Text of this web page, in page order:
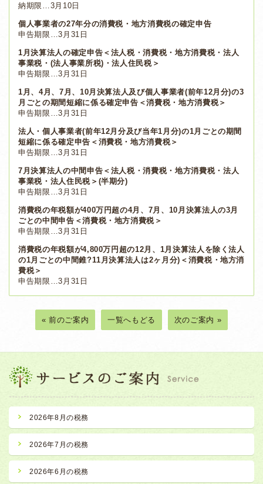
納期限…3月10日
個人事業者の27年分の消費税・地方消費税の確定申告
申告期限…3月31日
1月決算法人の確定申告＜法人税・消費税・地方消費税・法人
事業税・(法人事業所税)・法人住民税＞
申告期限…3月31日
1月、4月、7月、10月決算法人及び個人事業者(前年12月分)の3
月ごとの期間短縮に係る確定申告＜消費税・地方消費税＞
申告期限…3月31日
法人・個人事業者(前年12月分及び当年1月分)の1月ごとの期間
短縮に係る確定申告＜消費税・地方消費税＞
申告期限…3月31日
7月決算法人の中間申告＜法人税・消費税・地方消費税・法人
事業税・法人住民税＞(半期分)
申告期限…3月31日
消費税の年税額が400万円超の4月、7月、10月決算法人の3月
ごとの中間申告＜消費税・地方消費税＞
申告期限…3月31日
消費税の年税額が4,800万円超の12月、1月決算法人を除く法人
の1月ごとの中間錐?11月決算法人は2ヶ月分)＜消費税・地方消
費税＞
申告期限…3月31日
« 前のご案内 一覧へもどる 次のご案内 »
2026年8月の税務
2026年7月の税務
2026年6月の税務